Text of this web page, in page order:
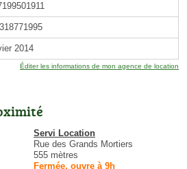
2014
Éditer les informations de mon agence de location
Servi Location
Rue des Grands Mortiers
555 mètres
Fermée, ouvre à 9h